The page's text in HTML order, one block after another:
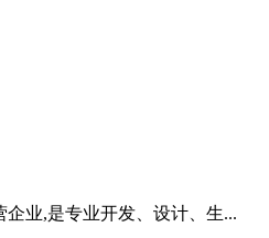
业,是专业开发、设计、生...